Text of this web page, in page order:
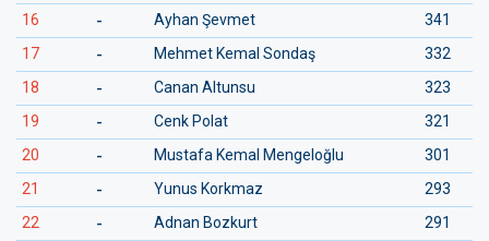
16
- Ayhan Şevmet
341
17
- Mehmet Kemal Sondaş
332
18
- Canan Altunsu
323
19
- Cenk Polat
321
20
- Mustafa Kemal Mengeloğlu
301
21
- Yunus Korkmaz
293
22
- Adnan Bozkurt
291